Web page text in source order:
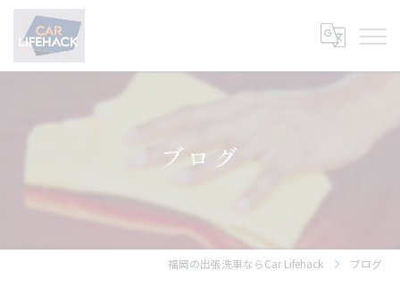
ブログ
福岡の出張洗車ならCar Lifehack ブログ